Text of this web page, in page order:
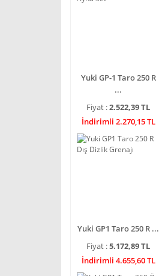
Yuki GP-1 Taro 250 R
...
Fiyat :2.522,39 TL
İndirimli 2.270,15 TL
Yuki GP1 Taro 250 R ...
Fiyat :5.172,89 TL
İndirimli 4.655,60 TL